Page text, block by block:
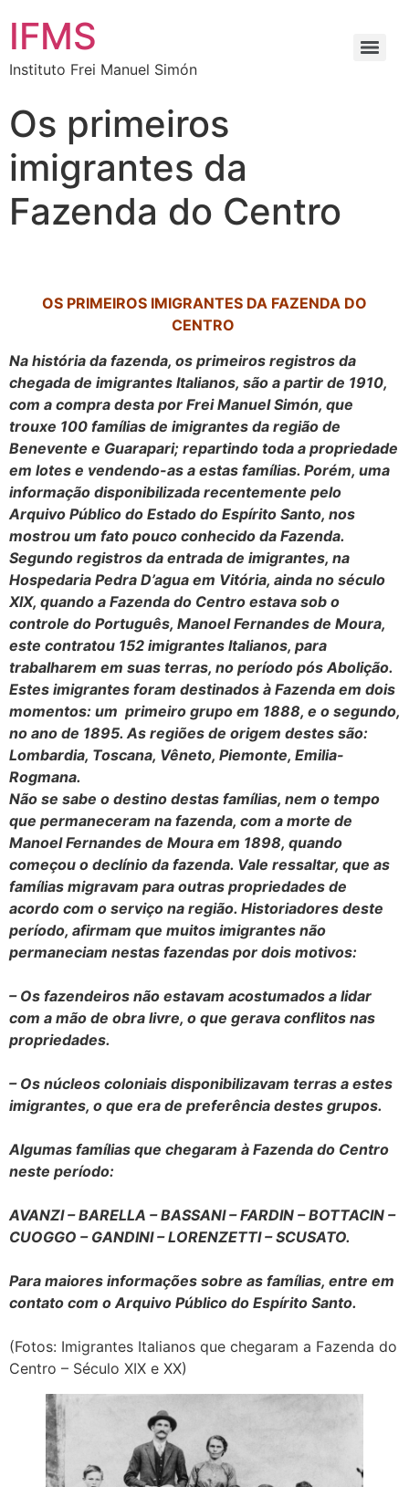
IFMS
Instituto Frei Manuel Simón
Os primeiros
imigrantes da
Fazenda do Centro
OS PRIMEIROS IMIGRANTES DA FAZENDA DO
CENTRO
Na história da fazenda, os primeiros registros da
chegada de imigrantes Italianos, são a partir de 1910,
com a compra desta por Frei Manuel Simón, que
trouxe 100 famílias de imigrantes da região de
Benevente e Guarapari; repartindo toda a propriedade
em lotes e vendendo-as a estas famílias. Porém, uma
informação disponibilizada recentemente pelo
Arquivo Público do Estado do Espírito Santo, nos
mostrou um fato pouco conhecido da Fazenda.
Segundo registros da entrada de imigrantes, na
Hospedaria Pedra D’agua em Vitória, ainda no século
XIX, quando a Fazenda do Centro estava sob o
controle do Português, Manoel Fernandes de Moura,
este contratou 152 imigrantes Italianos, para
trabalharem em suas terras, no período pós Abolição.
Estes imigrantes foram destinados à Fazenda em dois
momentos: um primeiro grupo em 1888, e o segundo,
no ano de 1895. As regiões de origem destes são:
Lombardia, Toscana, Vêneto, Piemonte, Emilia-
Rogmana.
Não se sabe o destino destas famílias, nem o tempo
que permaneceram na fazenda, com a morte de
Manoel Fernandes de Moura em 1898, quando
começou o declínio da fazenda. Vale ressaltar, que as
famílias migravam para outras propriedades de
acordo com o serviço na região. Historiadores deste
período, afirmam que muitos imigrantes não
permaneciam nestas fazendas por dois motivos:
– Os fazendeiros não estavam acostumados a lidar
com a mão de obra livre, o que gerava conflitos nas
propriedades.
– Os núcleos coloniais disponibilizavam terras a estes
imigrantes, o que era de preferência destes grupos.
Algumas famílias que chegaram à Fazenda do Centro
neste período:
AVANZI – BARELLA – BASSANI – FARDIN – BOTTACIN –
CUOGGO – GANDINI – LORENZETTI – SCUSATO.
Para maiores informações sobre as famílias, entre em
contato com o Arquivo Público do Espírito Santo.
(Fotos: Imigrantes Italianos que chegaram a Fazenda do
Centro – Século XIX e XX)